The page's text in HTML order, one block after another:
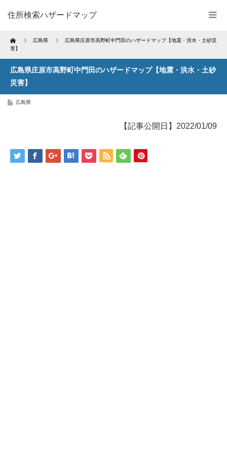
住所検索ハザードマップ
Home 広島県
広島県庄原市高野町中門田のハザードマップ【地震・洪水・土砂災
害】
広島県庄原市高野町中門田のハザードマップ【地震・洪水・土砂
災害】
広島県
【記事公開日】2022/01/09